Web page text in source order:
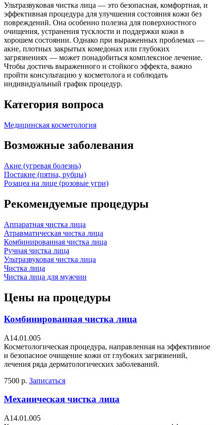
Ультразвуковая чистка лица — это безопасная, комфортная, и
эффективная процедура для улучшения состояния кожи без
повреждений. Она особенно полезна для поверхностного
очищения, устранения тусклости и поддержки кожи в
хорошем состоянии. Однако при выраженных проблемах —
акне, плотных закрытых комедонах или глубоких
загрязнениях — может понадобиться комплексное лечение.
Чтобы достичь выраженного и стойкого эффекта, важно
пройти консультацию у косметолога и соблюдать
индивидуальный график процедур.
Категория вопроса
Медицинская косметология
Возможные заболевания
Акне (угревая болезнь)
Постакне (пятна, рубцы)
Розацеа на лице (розовые угри)
Рекомендуемые процедуры
Аппаратная чистка лица
Атравматическая чистка лица
Комбинированная чистка лица
Ручная чистка лица
Ультразвуковая чистка лица
Чистка лица
Чистка лица для мужчин
Цены на процедуры
Комбинированная чистка лица
А14.01.005
Косметологическая процедура, направленная на эффективное
и безопасное очищение кожи от глубоких загрязнений,
лечения ряда дерматологических заболеваний.
7500 р. Записаться
Механическая чистка лица
А14.01.005